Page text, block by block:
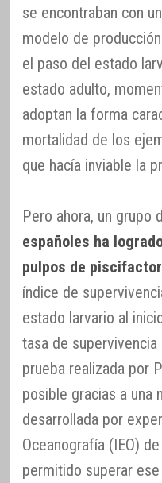
se encontraban con
modelo de
el paso del estado
estado adulto,
adoptan la forma
mortalidad de los
que hacía inviable la
Pero ahora, un grupo
españoles ha
pulpos de
índice de
estado larvario al
tasa de
prueba realizada por
posible gracias a una
desarrollada por
Oceanografía (IEO) de
permitido superar